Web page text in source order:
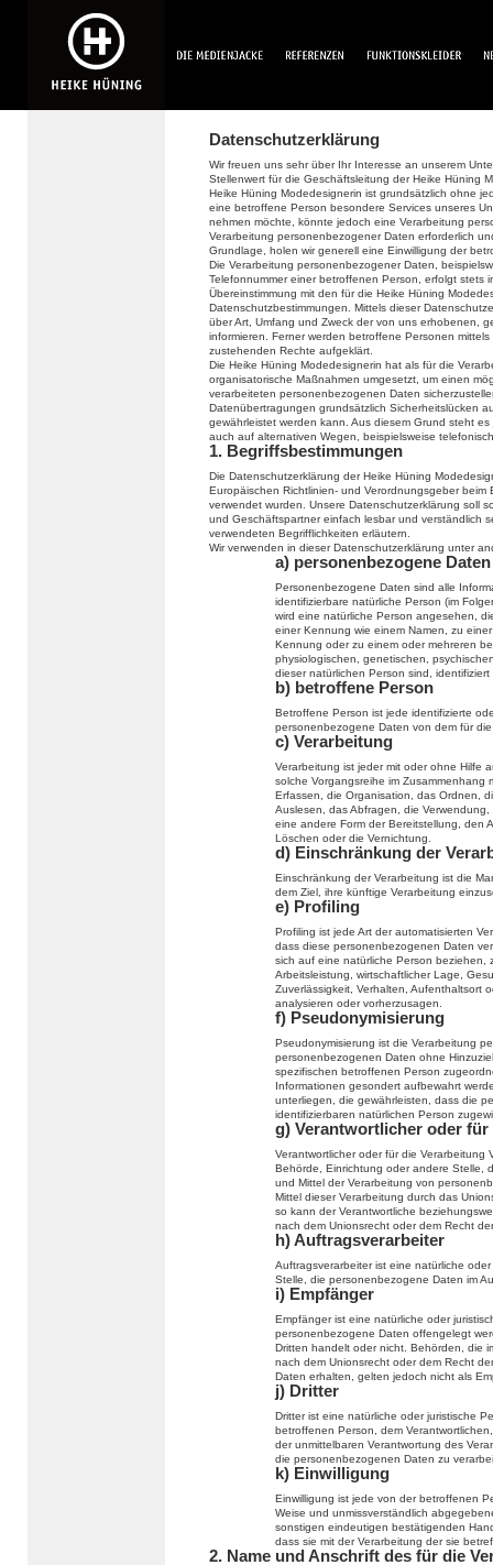
Datenschutzerklärung
Wir freuen uns sehr über Ihr Interesse an unserem
Stellenwert für die Geschäftsleitung der Heike Hüning
Heike Hüning Modedesignerin ist grundsätzlich ohne
eine betroffene Person besondere Services unseres
nehmen möchte, könnte jedoch eine Verarbeitung
Verarbeitung personenbezogener Daten erforderlich
Grundlage, holen wir generell eine Einwilligung der
Die Verarbeitung personenbezogener Daten,
Telefonnummer einer betroffenen Person, erfolgt stets
Übereinstimmung mit den für die Heike Hüning
Datenschutzbestimmungen. Mittels dieser
über Art, Umfang und Zweck der von uns erhobenen,
informieren. Ferner werden betroffene Personen
zustehenden Rechte aufgeklärt.
Die Heike Hüning Modedesignerin hat als für die
organisatorische Maßnahmen umgesetzt, um einen
verarbeiteten personenbezogenen Daten
Datenübertragungen grundsätzlich Sicherheitslücken
gewährleistet werden kann. Aus diesem Grund steht
auch auf alternativen Wegen, beispielsweise
1. Begriffsbestimmungen
Die Datenschutzerklärung der Heike Hüning
Europäischen Richtlinien- und Verordnungsgeber
verwendet wurden. Unsere Datenschutzerklärung soll
und Geschäftspartner einfach lesbar und verständlich
verwendeten Begrifflichkeiten erläutern.
Wir verwenden in dieser Datenschutzerklärung unter
a) personenbezogene Daten
Personenbezogene Daten sind alle
identifizierbare natürliche Person (im
wird eine natürliche Person angesehen,
einer Kennung wie einem Namen, zu
Kennung oder zu einem oder mehreren
physiologischen, genetischen,
dieser natürlichen Person sind,
b) betroffene Person
Betroffene Person ist jede identifizierte
personenbezogene Daten von dem für
c) Verarbeitung
Verarbeitung ist jeder mit oder ohne Hilfe
solche Vorgangsreihe im
Erfassen, die Organisation, das Ordnen,
Auslesen, das Abfragen, die
eine andere Form der Bereitstellung, den
Löschen oder die Vernichtung.
d) Einschränkung der
Einschränkung der Verarbeitung ist die
dem Ziel, ihre künftige Verarbeitung
e) Profiling
Profiling ist jede Art der automatisierten
dass diese personenbezogenen Daten
sich auf eine natürliche Person beziehen,
Arbeitsleistung, wirtschaftlicher Lage,
Zuverlässigkeit, Verhalten, Aufenthaltsort
analysieren oder vorherzusagen.
f) Pseudonymisierung
Pseudonymisierung ist die Verarbeitung
personenbezogenen Daten ohne
spezifischen betroffenen Person
Informationen gesondert aufbewahrt
unterliegen, die gewährleisten, dass die
identifizierbaren natürlichen Person
g) Verantwortlicher oder
Verantwortlicher oder für die Verarbeitung
Behörde, Einrichtung oder andere Stelle,
und Mittel der Verarbeitung von
Mittel dieser Verarbeitung durch das
so kann der Verantwortliche
nach dem Unionsrecht oder dem Recht
h) Auftragsverarbeiter
Auftragsverarbeiter ist eine natürliche
Stelle, die personenbezogene Daten im
i) Empfänger
Empfänger ist eine natürliche oder
personenbezogene Daten offengelegt
Dritten handelt oder nicht. Behörden, die
nach dem Unionsrecht oder dem Recht
Daten erhalten, gelten jedoch nicht als
j) Dritter
Dritter ist eine natürliche oder juristische
betroffenen Person, dem
der unmittelbaren Verantwortung des
die personenbezogenen Daten zu
k) Einwilligung
Einwilligung ist jede von der betroffenen
Weise und unmissverständlich
sonstigen eindeutigen bestätigenden
dass sie mit der Verarbeitung der sie
2. Name und Anschrift des für die